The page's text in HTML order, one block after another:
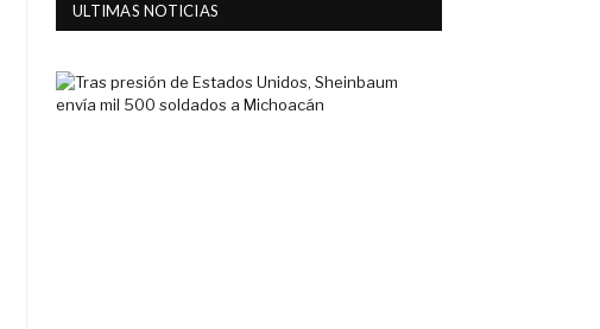
ULTIMAS NOTICIAS